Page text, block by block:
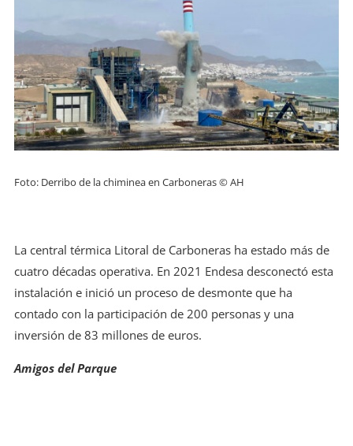
Foto: Derribo de la chiminea en Carboneras © AH
La central térmica Litoral de Carboneras ha estado más de
cuatro décadas operativa. En 2021 Endesa desconectó esta
instalación e inició un proceso de desmonte que ha
contado con la participación de 200 personas y una
inversión de 83 millones de euros.
Amigos del Parque